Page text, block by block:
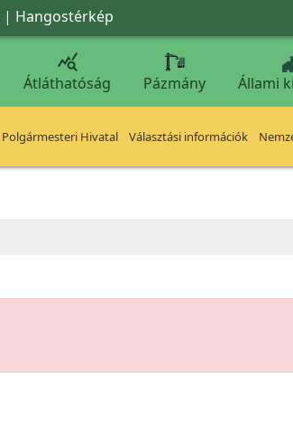
| Hangostérkép

Átláthatóság Pázmány Állami
Polgármesteri Hivatal Választási információk